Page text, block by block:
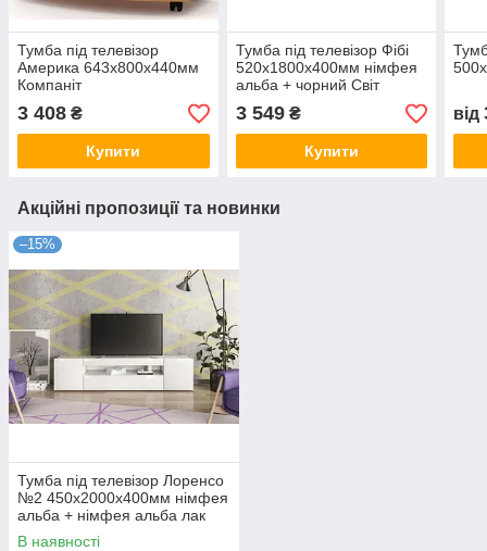
Тумба під телевізор
Америка 643х800х440мм
Компаніт
3 408 ₴
Купити
Тумба під телевізор Фібі
520х1800х400мм німфея
альба + чорний Світ
3 549₴
Купити
від
Акційні пропозиції та новинки
–15%
Тумба під телевізор Лоренсо
№2 450х2000х400мм німфея
альба + німфея альба лак
Світ меблів склад
В наявності